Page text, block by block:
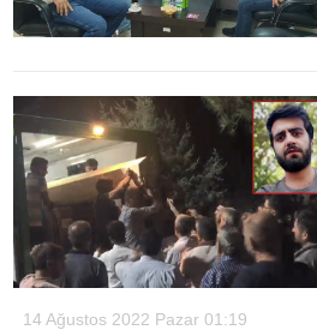
14 Ağustos 2022 Pazar 01:19